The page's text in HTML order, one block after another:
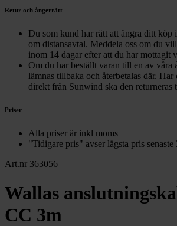
Retur och ångerrätt
Du som kund har rätt att ångra ditt köp
om distansavtal. Meddela oss om du
inom 14 dagar efter att du har mottagit
Om du har beställt varan till en av våra
lämnas tillbaka och återbetalas där. Har
direkt från Sunwind ska den returneras
Priser
Alla priser är inkl moms
"Tidigare pris" avser lägsta pris senaste
Art.nr 363056
Wallas
CC 3m